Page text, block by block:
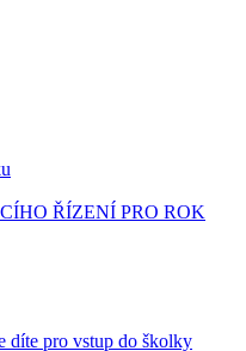
ŘÍZENÍ PRO ROK
díte pro vstup do školky